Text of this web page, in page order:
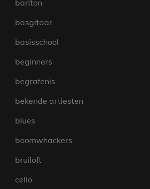
bariton
basgitaar
basisschool
beginners
begrafenis
bekende artiesten
blues
boomwhackers
bruiloft
cello